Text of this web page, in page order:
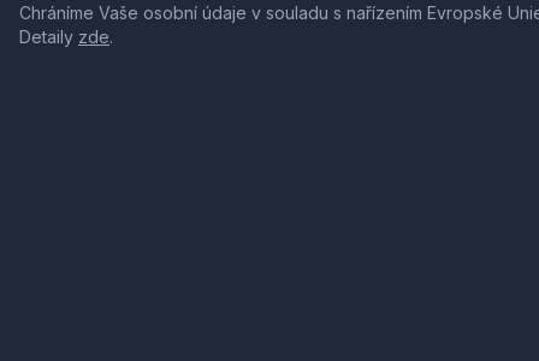
Chráníme Vaše osobní údaje v souladu s nařízením Evropské
Detaily zde.